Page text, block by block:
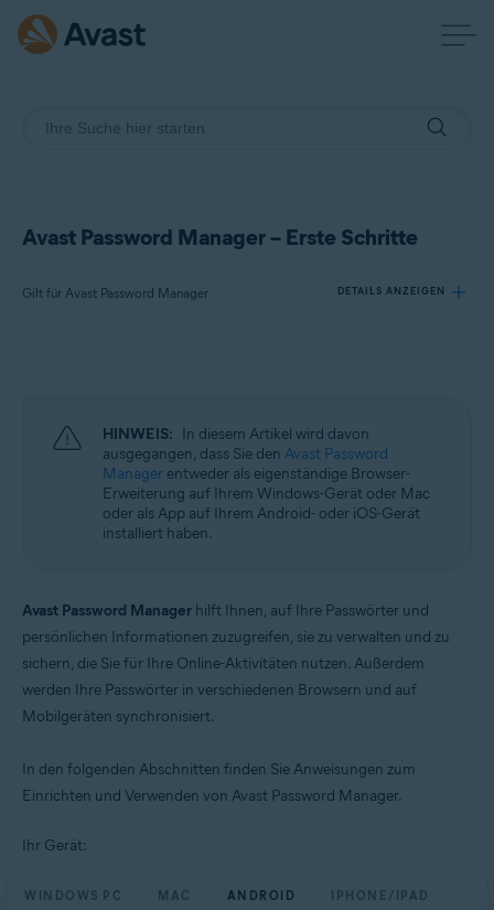
Avast Password Manager – Erste Schritte
Gilt für Avast Password Manager DETAILS ANZEIGEN
Betriebssysteme:
Windows, macOS, Android und iOS
HINWEIS: In diesem Artikel wird davon
ausgegangen, dass Sie den Avast Password
Manager entweder als eigenständige Browser-
Erweiterung auf Ihrem Windows-Gerät oder Mac
oder als App auf Ihrem Android- oder iOS-Gerät
installiert haben.
Avast Password Manager hilft Ihnen, auf Ihre Passwörter und
persönlichen Informationen zuzugreifen, sie zu verwalten und zu
sichern, die Sie für Ihre Online-Aktivitäten nutzen. Außerdem
werden Ihre Passwörter in verschiedenen Browsern und auf
Mobilgeräten synchronisiert.
In den folgenden Abschnitten finden Sie Anweisungen zum
Einrichten und Verwenden von Avast Password Manager.
Ihr Gerät:
WINDOWS PC MAC ANDROID IPHONE/IPAD